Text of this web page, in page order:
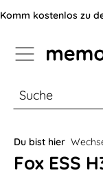
der B2B-
Komm kostenlos zu
% Sale
Du bist hier
Fox ESS